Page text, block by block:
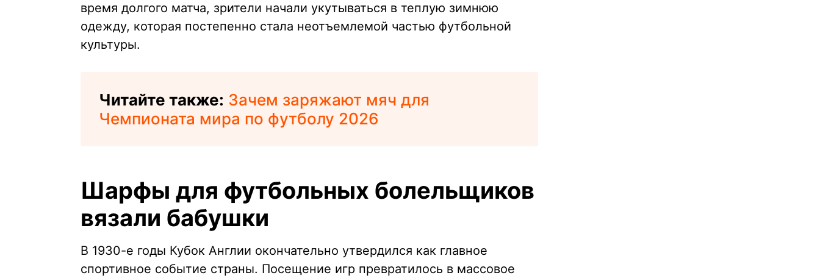
время долгого матча, зрители начали укутываться в теплую зимнюю
одежду, которая постепенно стала неотъемлемой частью футбольной
культуры.
Читайте также: Зачем заряжают мяч для
Чемпионата мира по футболу 2026
Шарфы для футбольных болельщиков
вязали бабушки
В 1930-е годы Кубок Англии окончательно утвердился как главное
спортивное событие страны. Посещение игр превратилось в массовое